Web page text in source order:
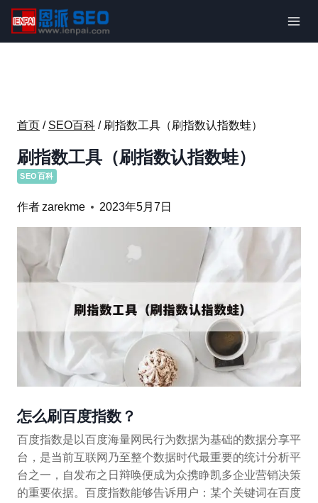
内
首页 / SEO百科 / 刷指数工具（刷指数认指数蛙）
刷指数工具（刷指数认指数蛙）
SEO百科
作者zarekme 2023年5月7日
怎么刷百度指数？
百度指数是以百度海量网民行为数据为基础的数据分享平
台，是当前互联网乃至整个数据时代最重要的统计分析平
台之一，自发布之日辩唤便成为众携睁凯多企业营销决策
的重要依据。百度指数能够告诉用户：某个关键词在百度